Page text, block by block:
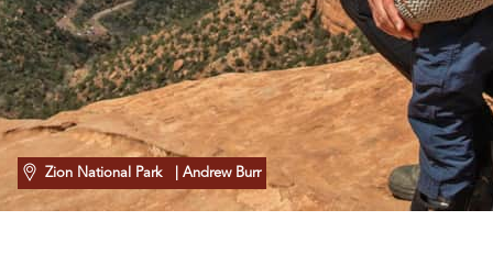
Zion National Park | Andrew Burr